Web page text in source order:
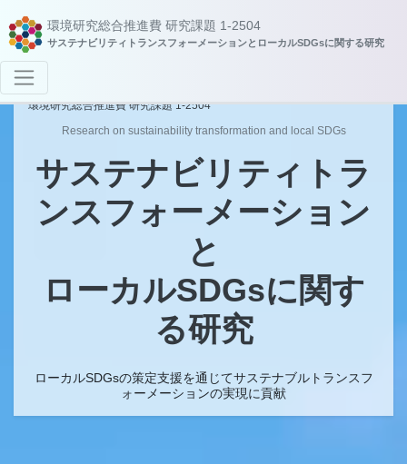
環境研究総合推進費 研究課題 1-2504
サステナビリティトランスフォーメーションとローカルSDGsに関する研究
環境研究総合推進費 研究課題 1-2504
Research on sustainability transformation and local SDGs
サステナビリティトラ
ンスフォーメーション
と
ローカルSDGsに関す
る研究
ローカルSDGsの策定支援を通じてサステナブルトランスフ
ォーメーションの実現に貢献